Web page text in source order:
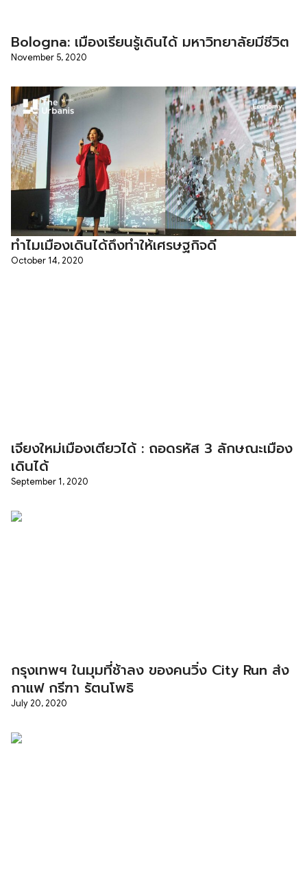
Bologna: เมืองเรียนรู้เดินได้ มหาวิทยาลัยมีชีวิต
November 5, 2020
ทำไมเมืองเดินได้ถึงทำให้เศรษฐกิจดี
October 14, 2020
เจียงใหม่เมืองเตียวได้ : ถอดรหัส 3 ลักษณะเมือง
เดินได้
September 1, 2020
กรุงเทพฯ ในมุมที่ช้าลง ของคนวิ่ง City Run ส่ง
กาแฟ กรีฑา รัตนโพธิ
July 20, 2020